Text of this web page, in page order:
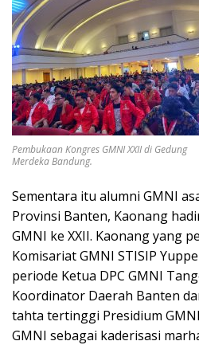
Pembukaan Kongres GMNI XXII di Gedung
Merdeka Bandung.
Sementara itu alumni GMNI
Provinsi Banten, Kaonang
GMNI ke XXII. Kaonang yang
Komisariat GMNI STISIP
periode Ketua DPC GMNI
Koordinator Daerah Banten
tahta tertinggi Presidium
GMNI sebagai kaderisasi